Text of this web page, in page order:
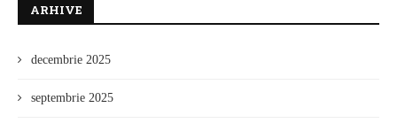
ARHIVE
decembrie 2025
septembrie 2025